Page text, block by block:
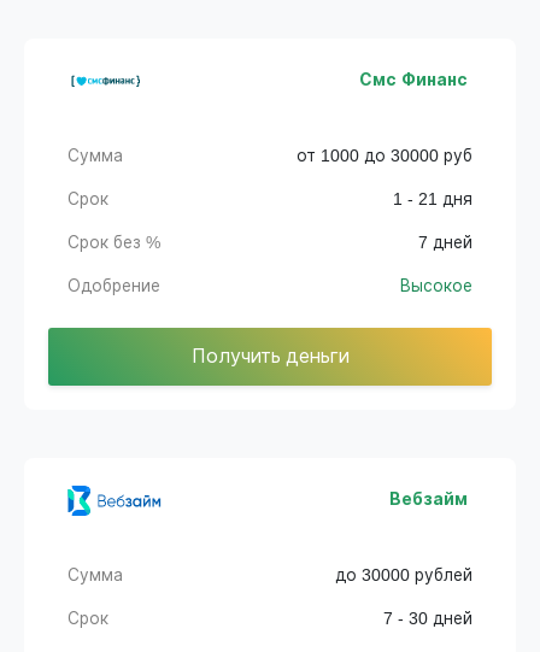
Смс Финанс
Сумма от 1000 до 30000 руб
Срок 1 - 21 дня
Срок без % 7 дней
Одобрение Высокое
Получить деньги
Вебзайм
Сумма до 30000 рублей
Срок 7 - 30 дней